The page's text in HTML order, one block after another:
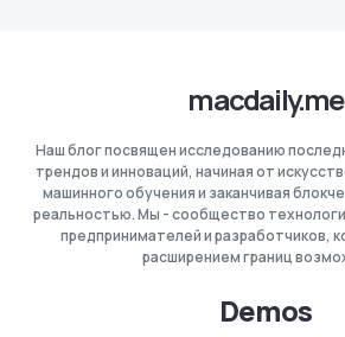
macdaily.me
Наш блог посвящен исследованию
трендов и инноваций, начиная от
машинного обучения и заканчивая
реальностью. Мы - сообщество
предпринимателей и разработчиков,
расширением границ
Demos